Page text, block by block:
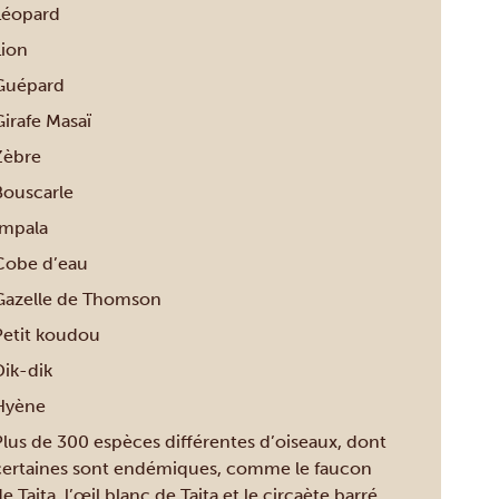
Masaï
d’eau
de Thomson
koudou
dik
de 300 espèces différentes d’oiseaux, dont
sont endémiques, comme le faucon